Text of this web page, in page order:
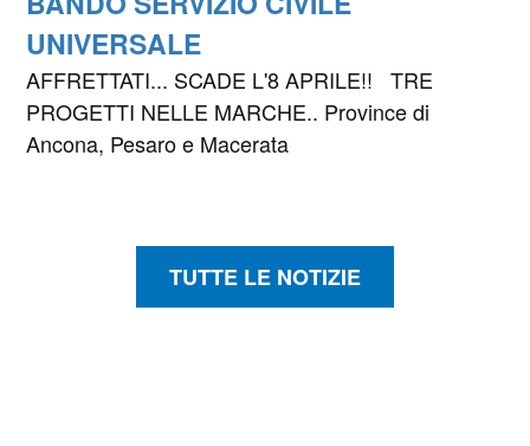
UNIVERSALE
AFFRETTATI... SCADE L'8 APRILE!! TRE
PROGETTI NELLE MARCHE.. Province di
Ancona, Pesaro e Macerata
TUTTE LE NOTIZIE